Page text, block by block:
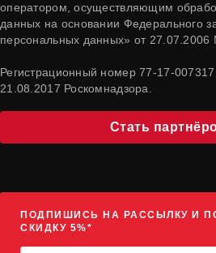
оператором, осуществляющим
данных на основании Федерального
персональных данных» от
Регистрационный номер 77-17-
21.08.2017 Роскомнадзора.
Стать
ПОДПИШИСЬ НА РАССЫЛКУ И
СКИДКУ 5%*